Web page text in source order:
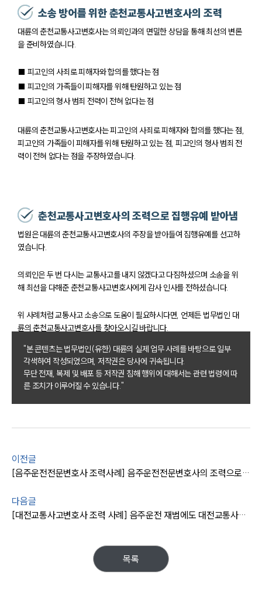
팀소개
팀소개
대륜의 강점
주요 업무사례
법률정보
법률지식인
고객후기
소송 방어를 위한 춘천교통사고변호사의 조력
대륜의 춘천교통사고변호사는 의뢰인과의 면밀한 상담을 통해 최선의 변론
을 준비하였습니다.
■ 피고인의 사죄로 피해자와 합의를 했다는 점
■ 피고인의 가족들이 피해자를 위해 탄원하고 있는 점
■ 피고인의 형사 범죄 전력이 전혀 없다는 점
대륜의 춘천교통사고변호사는 피고인의 사죄로 피해자와 합의를 했다는 점,
피고인의 가족들이 피해자를 위해 탄원하고 있는 점, 피고인의 형사 범죄 전
력이 전혀 없다는 점을 주장하였습니다.
춘천교통사고변호사의 조력으로 집행유예 받아냄
법원은 대륜의 춘천교통사고변호사의 주장을 받아들여 집행유예를 선고하
였습니다.
의뢰인은 두 번 다시는 교통사고를 내지 않겠다고 다짐하셨으며 소송을 위
해 최선을 다해준 춘천교통사고변호사에게 감사 인사를 전하셨습니다.
위 사례처럼 교통사고 소송으로 도움이 필요하시다면, 언제든 법무법인 대
륜의 춘천교통사고변호사를 찾아오시길 바랍니다.
"본 콘텐츠는 법무법인(유한) 대륜의 실제 업무 사례를 바탕으로 일부
각색하여 작성되었으며, 저작권은 당사에 귀속됩니다.
무단 전재, 복제 및 배포 등 저작권 침해 행위에 대해서는 관련 법령에 따
른 조치가 이루어질 수 있습니다."
이전글
[음주운전전문변호사 조력사례] 음주운전전문변호사의 조력으로 도로교통법위반 소송 결과 집행유예 선고
다음글
[대전교통사고변호사 조력 사례] 음주운전 재범에도 대전교통사고변호사 조력으로 집행유예 받아내
목록